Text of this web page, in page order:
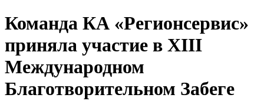
Команда КА «Регионсервис»
приняла участие в XIII
Международном
Благотворительном Забеге